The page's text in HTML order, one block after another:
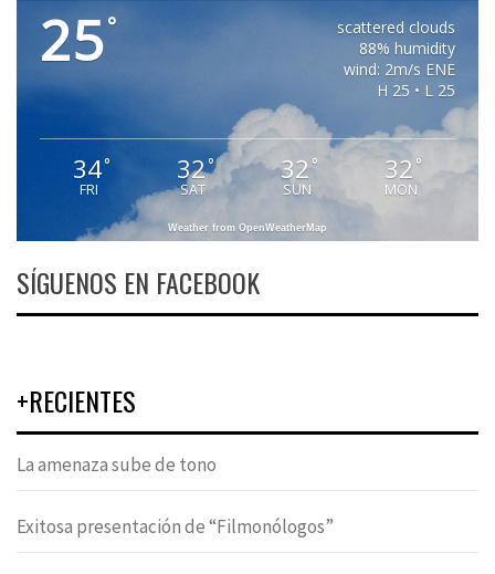
25°
scattered clouds
88% humidity
wind: 2m/s ENE
H 25 • L 25
34°
FRI
32°
SAT
32 °
SUN
32 °
MON
Weather from OpenWeatherMap
SÍGUENOS EN FACEBOOK
+RECIENTES
La amenaza sube de tono
Exitosa presentación de “Filmonólogos”